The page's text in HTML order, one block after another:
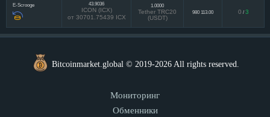
E-Scrooge 43.9036
ICON (ICX)
от 30701.75439 ICX
1.0000
Tether TRC20
(USDT)
980 113.00 0 / 3
Bitcoinmarket.global © 2019-2026 All rights reserved.
Мониторинг
Обменники